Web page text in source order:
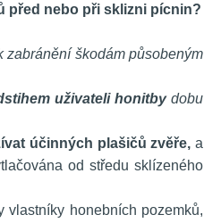
před nebo při sklizni pícnin?
zabránění škodám působeným
uživateli honitby dobu
účinných plašičů zvěře, a
od středu sklízeného
vlastníky honebních pozemků,